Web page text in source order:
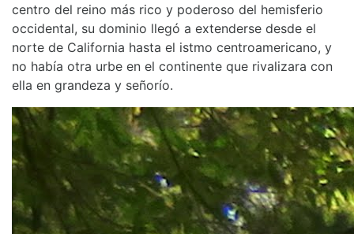
centro del reino más rico y poderoso del hemisferio
occidental, su dominio llegó a extenderse desde el
norte de California hasta el istmo centroamericano, y
no había otra urbe en el continente que rivalizara con
ella en grandeza y señorío.